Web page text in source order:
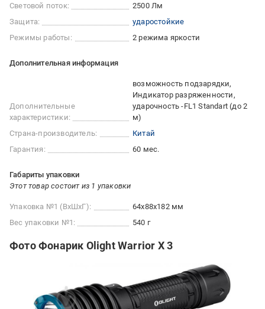
Световой поток:
2500 Лм
Защита:
ударостойкие
Режимы работы:
2 режима яркости
Дополнительная информация
Дополнительные
характеристики:
возможность подзарядки
Индикатор разряженности
ударочность -FL1 Standart (до 2
м)
Страна-производитель:
Китай
Гарантия:
60 мес.
Габариты упаковки
Этот товар состоит из 1 упаковки
Упаковка №1 (ВхШхГ):
64x88x182 мм
Вес упаковки №1:
540 г
Фото Фонарик Olight Warrior X 3